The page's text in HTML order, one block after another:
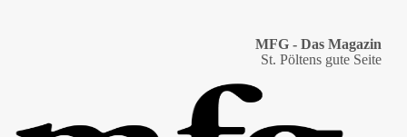
MFG - Das Magazin
St. Pöltens gute Seite